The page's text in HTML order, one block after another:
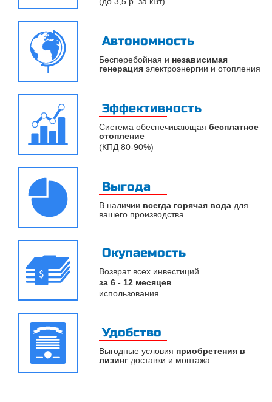
Автономность
Бесперебойная и независимая
генерация электроэнергии и отопления
Эффективность
Система обеспечивающая бесплатное
отопление
(КПД 80-90%)
Выгода
В наличии всегда горячая вода для
вашего производства
Окупаемость
Возврат всех инвестиций
за 6 - 12 месяцев
использования
Удобство
Выгодные условия приобретения в
лизинг доставки и монтажа